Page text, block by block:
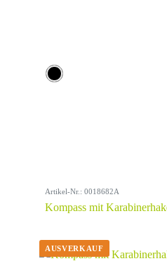
Artikel-Nr.: 0018682A
Kompass mit